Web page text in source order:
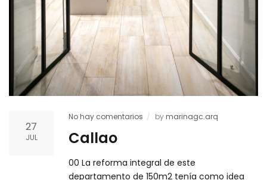
27
JUL
No hay comentarios bymarinagc.arq
Callao
00 La reforma integral de este
departamento de 150m2 tenía como idea